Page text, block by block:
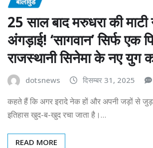
25 साल बाद मरुधरा की माटी
अंगड़ाई! ‘सागवान’ सिर्फ एक
राजस्थानी सिनेमा के नए युग
dotsnews दिसम्बर 31, 2025
कहते हैं कि अगर इरादे नेक हों और अपनी जड़ों से
इतिहास खुद-ब-खुद रचा जाता है।…
READ MORE